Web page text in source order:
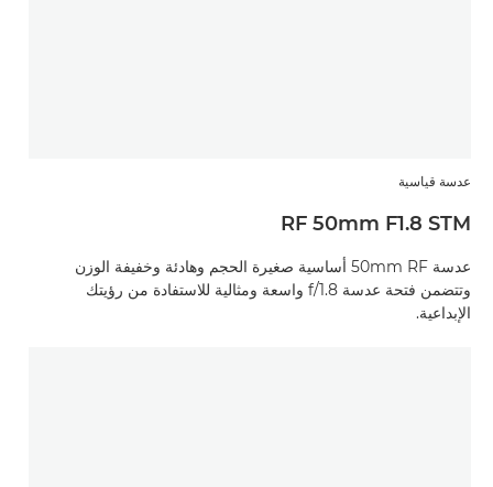
عدسة قياسية
RF 50mm F1.8 STM
عدسة 50mm RF أساسية صغيرة الحجم وهادئة وخفيفة الوزن
وتتضمن فتحة عدسة f/1.8 واسعة ومثالية للاستفادة من رؤيتك
الإبداعية.